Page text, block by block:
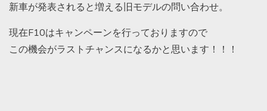
新車が発表されると増える旧モデルの問い合わせ。
現在F10はキャンペーンを行っておりますので
この機会がラストチャンスになるかと思います！！！